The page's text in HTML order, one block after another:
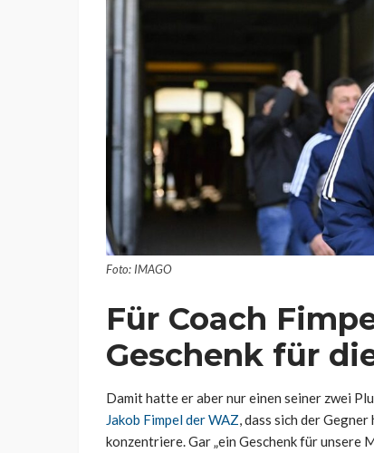
Foto: IMAGO
Für Coach
Geschenk für
Damit hatte er aber nur einen seiner zwei
Jakob Fimpel der WAZ, dass sich der
konzentriere. Gar „ein Geschenk für unsere